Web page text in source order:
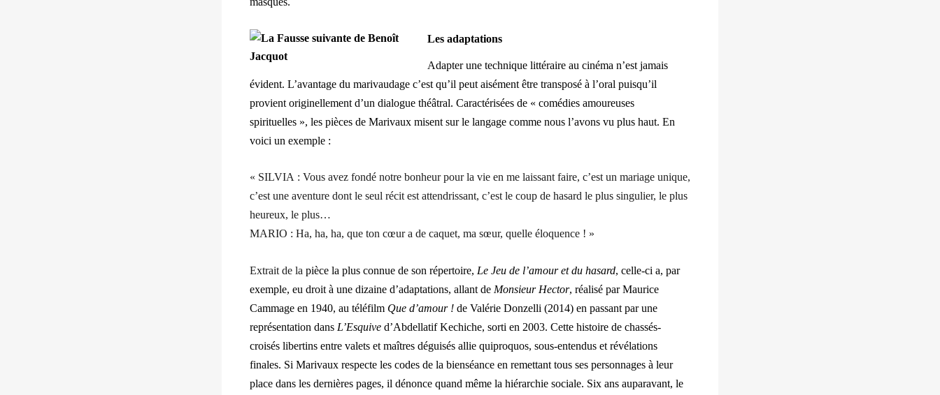
Les adaptations
Adapter une technique littéraire au cinéma n’est jamais
évident. L’avantage du marivaudage c’est qu’il peut aisément être transposé à l’oral puisqu’il
provient originellement d’un dialogue théâtral. Caractérisées de « comédies amoureuses
spirituelles », les pièces de Marivaux misent sur le langage comme nous l’avons vu plus haut. En
voici un exemple :
« SILVIA : Vous avez fondé notre bonheur pour la vie en me laissant faire, c’est un mariage unique,
c’est une aventure dont le seul récit est attendrissant, c’est le coup de hasard le plus singulier, le plus
heureux, le plus…
MARIO : Ha, ha, ha, que ton cœur a de caquet, ma sœur, quelle éloquence ! »
Extrait de la pièce la plus connue de son répertoire, Le Jeu de l’amour et du hasard, celle-ci a, par
exemple, eu droit à une dizaine d’adaptations, allant de Monsieur Hector, réalisé par Maurice
Cammage en 1940, au téléfilm Que d’amour ! de Valérie Donzelli (2014) en passant par une
représentation dans L’Esquive d’Abdellatif Kechiche, sorti en 2003. Cette histoire de chassés-
croisés libertins entre valets et maîtres déguisés allie quiproquos, sous-entendus et révélations
finales. Si Marivaux respecte les codes de la bienséance en remettant tous ses personnages à leur
place dans les dernières pages, il dénonce quand même la hiérarchie sociale. Six ans auparavant, le